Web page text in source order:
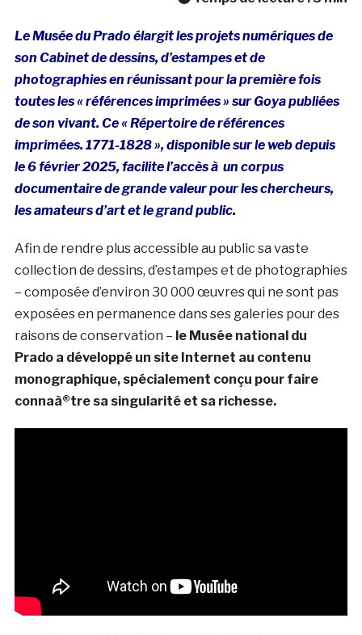
Le Musée du Prado élargit les projets numériques de
son Cabinet de dessins, d’estampes et de
photographies en réunissant pour la première fois
toutes les « références imprimées » sur Goya publiées
de son vivant. Ce « Répertoire de références
imprimées. 1771-1828 », disponible sur le web depuis
le 6 février 2025, facilite l’accès à un corpus
documentaire de grande valeur pour les chercheurs,
les amateurs d’art et le grand public.
Afin de rendre plus accessible au public sa vaste
collection de dessins, d’estampes et de photographies
– composée d’environ 30 000 œuvres qui ne sont pas
exposées en permanence dans ses galeries pour des
raisons de conservation – le Musée national du
Prado a développé un site Internet au contenu
monographique, spécialement conçu pour faire
connaà®tre sa singularité et sa richesse.